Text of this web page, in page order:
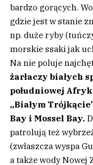
bardzo gorących.
gdzie jest w stanie
np. duże ryby
morskie ssaki jak
Na nie poluje
żarłaczy białych
południowej
„Białym
Bay i Mossel Bay.
patrolują też
(zwłaszcza wyspa
a także wody Nowej